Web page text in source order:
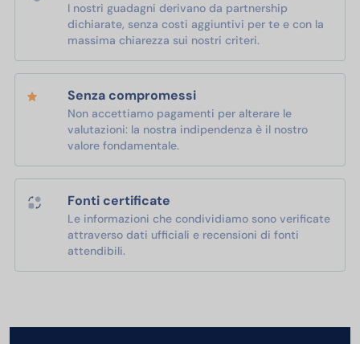
I nostri guadagni derivano da partnership
dichiarate, senza costi aggiuntivi per te e con la
massima chiarezza sui nostri criteri.
Senza compromessi
Non accettiamo pagamenti per alterare le
valutazioni: la nostra indipendenza è il nostro
valore fondamentale.
Fonti certificate
Le informazioni che condividiamo sono verificate
attraverso dati ufficiali e recensioni di fonti
attendibili.